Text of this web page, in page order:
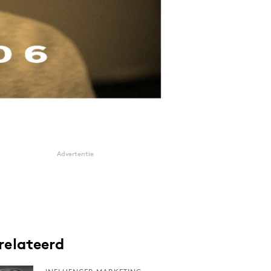
Advertentie